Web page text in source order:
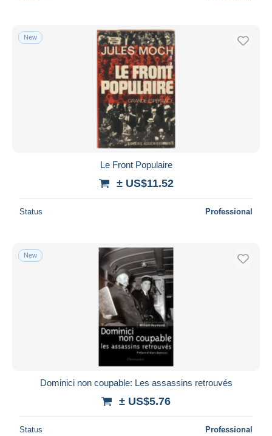
New
Le Front Populaire
± US$11.52
Status Professional
New
Dominici non coupable: Les assassins retrouvés
± US$5.76
Status Professional